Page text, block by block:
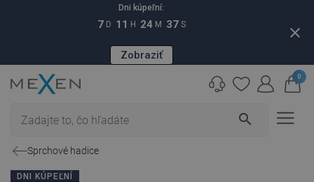
Dni kúpeľní:
7 D 11 H 24 M 36 S
Zobraziť
close
search
0
Sprchové hadice
DNI KÚPEĽNÍ